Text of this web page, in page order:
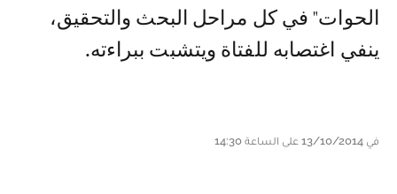
الحوات" في كل مراحل البحث والتحقيق،
ينفي اغتصابه للفتاة ويتشبت ببراءته.
في 13/10/2014 على الساعة 14:30